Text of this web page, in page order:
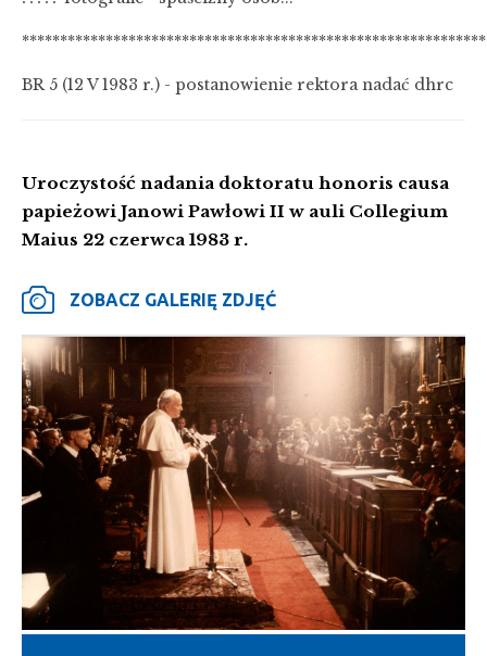
BR 5 (12 V 1983 r.) - postanowienie rektora nadać dhrc
Uroczystość nadania doktoratu honoris causa
papieżowi Janowi Pawłowi II w auli Collegium
Maius 22 czerwca 1983 r.
ZOBACZ GALERIĘ ZDJĘĆ